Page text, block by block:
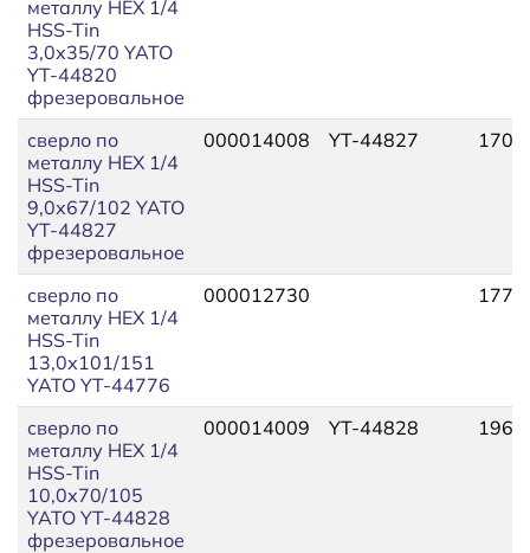
металлу HEX 1/4
HSS-Tin
3,0х35/70 YATO
YT-44820
фрезеровальное
сверло по
металлу HEX 1/4
HSS-Tin
9,0х67/102 YATO
YT-44827
фрезеровальное
000014008 YT-44827
сверло по
металлу HEX 1/4
HSS-Tin
13,0х101/151
YATO YT-44776
000012730
сверло по
металлу HEX 1/4
HSS-Tin
10,0х70/105
YATO YT-44828
фрезеровальное
000014009 YT-44828 196,8